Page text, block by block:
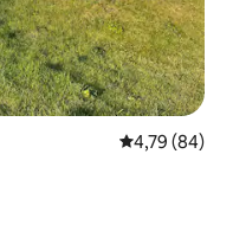
Priemerné
4,79 (84)